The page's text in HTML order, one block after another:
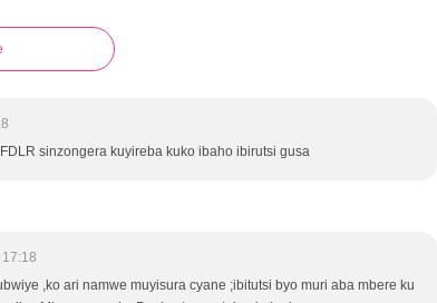
sinzongera kuyireba kuko ibaho ibirutsi gusa
,ko ari namwe muyisura cyane ;ibitutsi byo muri aba mbere ku